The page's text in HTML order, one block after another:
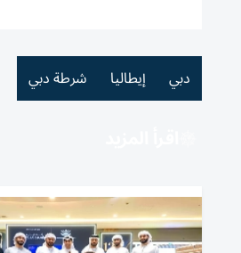
دبي إيطاليا شرطة دبي